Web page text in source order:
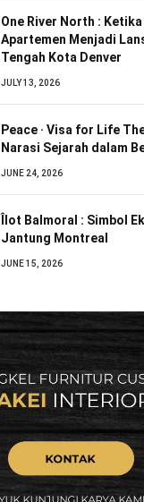
One River North : Ketika
Apartemen Menjadi
Tengah Kota Denver
JULY 13, 2026
Peace · Visa for Life
Narasi Sejarah dalam
JUNE 24, 2026
Îlot Balmoral : Simbol
Jantung Montreal
JUNE 15, 2026